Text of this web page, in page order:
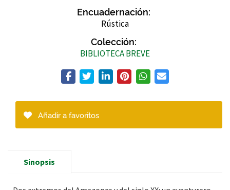
Encuadernación:
Rústica
Colección:
BIBLIOTECA BREVE
Añadir a favoritos
Sinopsis